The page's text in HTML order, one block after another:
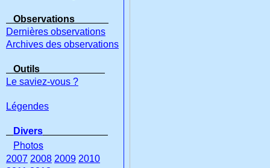
Observations
Dernières observations
Archives des observations
Outils
Le saviez-vous ?
Légendes
Divers
Photos
2007 2008 2009 2010